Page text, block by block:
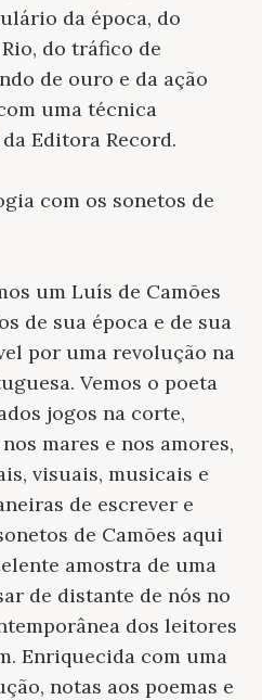
da época, do
do tráfico de
de ouro e da ação
uma técnica
Editora Record.
com os sonetos de
um Luís de Camões
de sua época e de sua
por uma revolução na
Vemos o poeta
jogos na corte,
mares e nos amores,
visuais, musicais e
de escrever e
de Camões aqui
amostra de uma
de distante de nós no
dos leitores
Enriquecida com uma
notas aos poemas e